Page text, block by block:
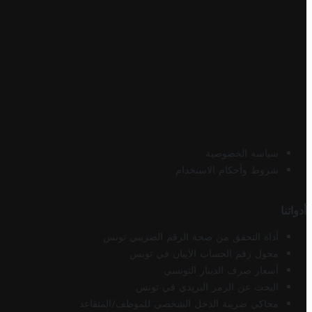
سياسة الخصوصية
شروط وأحكام الاستخدام
أدواتنا
أداة التحقق من صحة الرقم الضريبي تونس
محول رقم الحساب الآيبان في تونس
أسعار صرف الدينار التونسي
البحث عن الرمز البريدي في تونس
محاكي ضريبة الدخل الشخصي للموظف/المتقاعد